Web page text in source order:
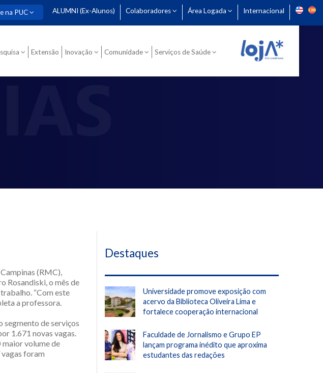
na PUC ALUMNI (Ex-Alunos) Colaboradores Área Logada Internacional
Extensão Inovação Comunidade Serviços de Saúde
(RMC),
Rosandiski, o mês de
“Com este
a professora.
segmento de serviços
1.671 novas vagas.
volume de
foram
Destaques
Universidade promove exposição com
acervo da Biblioteca Oliveira Lima e
fortalece cooperação internacional
Faculdade de Jornalismo e Grupo EP
lançam programa inédito que aproxima
estudantes das redações